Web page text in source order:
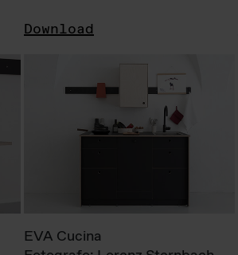
Download
EVA Cucina